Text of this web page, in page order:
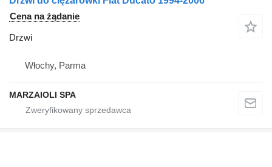
Cena na żądanie
Drzwi
Włochy, Parma
MARZAIOLI SPA